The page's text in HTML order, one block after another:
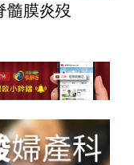
髓膜炎歿